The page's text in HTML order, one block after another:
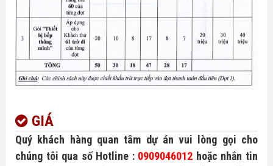
GIÁ
Quý khách hàng quan tâm dự án vui lòng gọi cho
chúng tôi qua số Hotline : 0909046012 hoặc nhắn tin